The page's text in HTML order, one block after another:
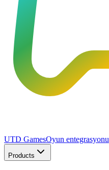
UTD GamesOyun entegrasyonu
Products